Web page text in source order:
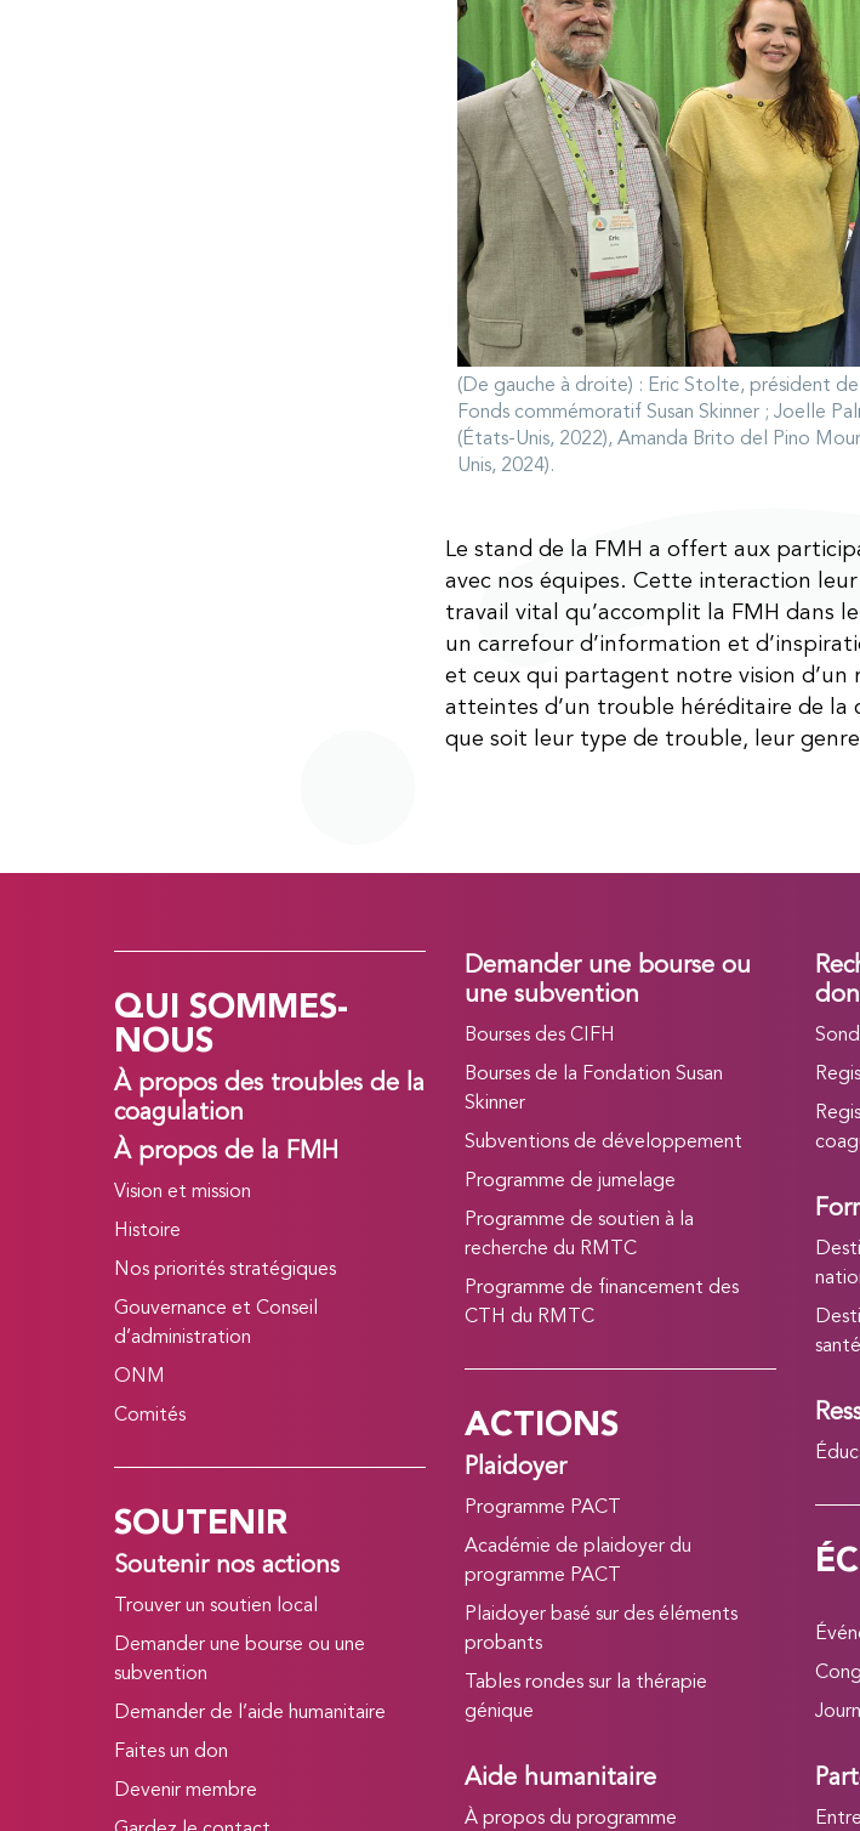
(De gauche à droite) : Eric Stolte, président
Fonds commémoratif Susan Skinner ; Joelle
(États-Unis, 2022), Amanda Brito del Pino
Unis, 2024).
Le stand de la FMH a offert aux
avec nos équipes. Cette interaction
travail vital qu’accomplit la FMH dans
un carrefour d’information et
et ceux qui partagent notre vision d’un
atteintes d’un trouble héréditaire de la
que soit leur type de trouble, leur
QUI SOMMES-
NOUS
À propos des troubles de la
coagulation
À propos de la FMH
Vision et mission
Histoire
Nos priorités stratégiques
Gouvernance et Conseil
d’administration
ONM
Comités
SOUTENIR
Soutenir nos actions
Trouver un soutien local
Demander une bourse ou une
subvention
Demander de l’aide humanitaire
Faites un don
Devenir membre
Demander une bourse ou
une subvention
Bourses des CIFH
Bourses de la Fondation Susan
Skinner
Subventions de développement
Programme de jumelage
Programme de soutien à la
recherche du RMTC
Programme de financement des
CTH du RMTC
ACTIONS
Plaidoyer
Programme PACT
Académie de plaidoyer du
programme PACT
Plaidoyer basé sur des éléments
probants
Tables rondes sur la thérapie
génique
Aide humanitaire
À propos du programme
santé